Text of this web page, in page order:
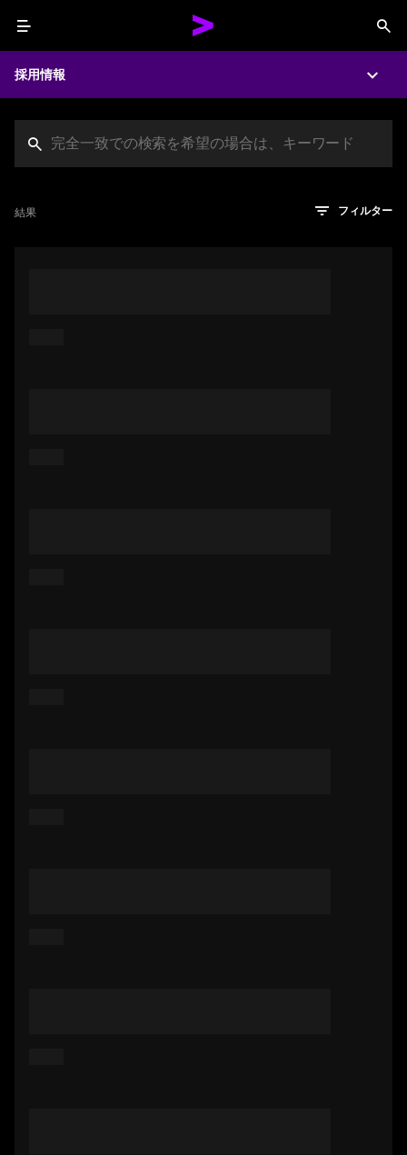
Menu
採用情報
Search jobs at
希望の仕事を表すフレーズや文章を使って検索してみてくださ
い。キーワードを引用符で囲むことで、完全一致検索もできま
検索結果を見るにはEnterキーを押してください
結果 フィルター